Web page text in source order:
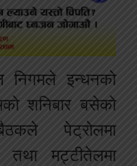
इन्धनको
शनिबार बसेको
पेट्रोलमा
मट्टीतेलमा